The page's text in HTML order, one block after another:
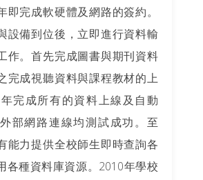
即完成軟硬體及網路的簽約。
設備到位後，立即進行資料輸
作。首先完成圖書與期刊資料
完成視聽資料與課程教材的上
完成所有的資料上線及自動
部網路連線均測試成功。至
能力提供全校師生即時查詢各
各種資料庫資源。2010年學校